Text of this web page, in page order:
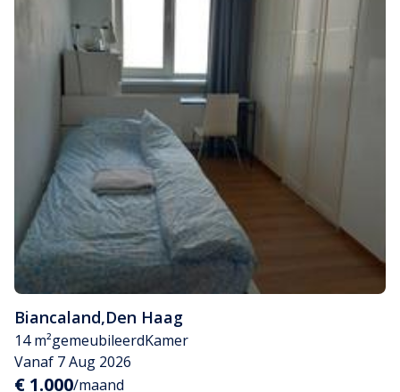
Biancaland,Den Haag
14 m²gemeubileerdKamer
Vanaf 7 Aug 2026
€ 1.000/maand